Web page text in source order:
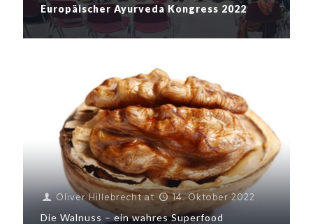
Europäischer Ayurveda Kongress 2022
Oliver Hillebrecht at
14. Oktober 2022
Die Walnuss – ein wahres Superfood